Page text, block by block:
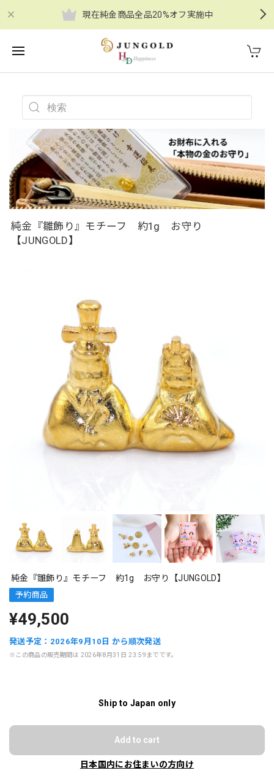
現在純金商品全品20%オフ実施中
純金『雛飾り』モチーフ 約1g お守り
【JUNGOLD】
純金『雛飾り』モチーフ 約1g お守り【JUNGOLD】
予約商品
¥49,500
発送予定：2026年9月10日 から順次発送
※この商品の販売期間は 2026年8月31日 23:59までです。
Ship to Japan only
Add to cart
日本国内にお住まいの方向け